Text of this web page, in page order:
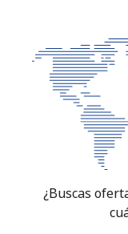
¿Buscas